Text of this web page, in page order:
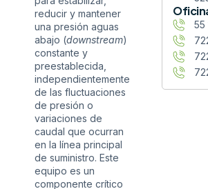
reducir y mantener
una presión aguas
abajo (downstream)
constante y
preestablecida,
independientemente
de las fluctuaciones
de presión o
variaciones de
caudal que ocurran
en la línea principal
de suministro. Este
equipo es un
componente crítico
55